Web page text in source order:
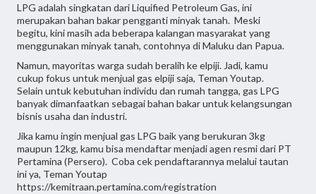
LPG adalah singkatan dari Liquified Petroleum Gas, ini
merupakan bahan bakar pengganti minyak tanah. Meski
begitu, kini masih ada beberapa kalangan masyarakat yang
menggunakan minyak tanah, contohnya di Maluku dan Papua.
Namun, mayoritas warga sudah beralih ke elpiji. Jadi, kamu
cukup fokus untuk menjual gas elpiji saja, Teman Youtap.
Selain untuk kebutuhan individu dan rumah tangga, gas LPG
banyak dimanfaatkan sebagai bahan bakar untuk kelangsungan
bisnis usaha dan industri.
Jika kamu ingin menjual gas LPG baik yang berukuran 3kg
maupun 12kg, kamu bisa mendaftar menjadi agen resmi dari PT
Pertamina (Persero). Coba cek pendaftarannya melalui tautan
ini ya, Teman Youtap
https://kemitraan.pertamina.com/registration